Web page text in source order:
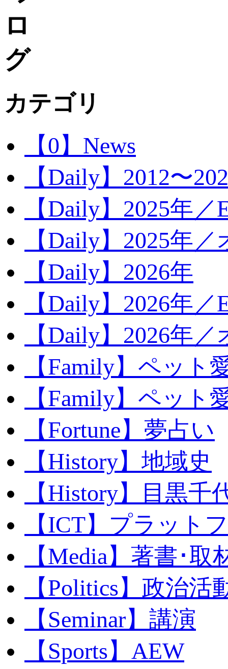
カテゴリ
【0】News
【Daily】2012〜
【Daily】2025年／
【Daily】2025年
【Daily】2026年
【Daily】2026年／
【Daily】2026年
【Family】ペット
【Family】ペット
【Fortune】夢占い
【History】地域史
【History】目黒千
【ICT】プラット
【Media】著書･取
【Politics】政治活
【Seminar】講演
【Sports】AEW